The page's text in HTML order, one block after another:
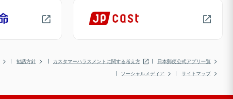
勧誘方針 カスタマーハラスメントに関する考え方
日本郵便公式アプリ一覧
ソーシャルメディア
サイトマップ